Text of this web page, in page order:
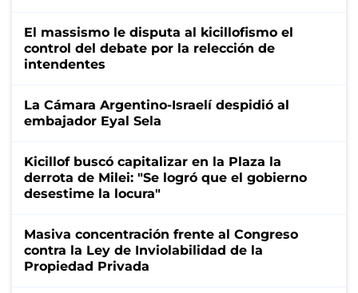
El massismo le disputa al kicillofismo el
control del debate por la relección de
intendentes
La Cámara Argentino-Israelí despidió al
embajador Eyal Sela
Kicillof buscó capitalizar en la Plaza la
derrota de Milei: "Se logró que el gobierno
desestime la locura"
Masiva concentración frente al Congreso
contra la Ley de Inviolabilidad de la
Propiedad Privada